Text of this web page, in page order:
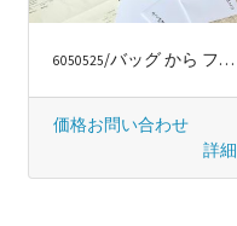
6050525/バッグ から ファッションラグジュアリー
価格お問い合わせ
詳細